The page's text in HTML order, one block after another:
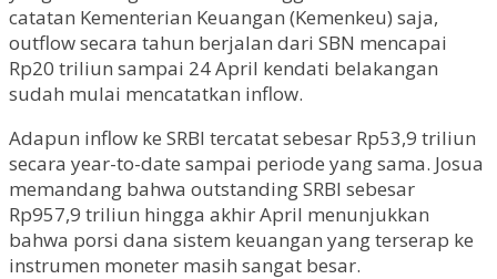
catatan Kementerian Keuangan (Kemenkeu) saja,
outflow secara tahun berjalan dari SBN mencapai
Rp20 triliun sampai 24 April kendati belakangan
sudah mulai mencatatkan inflow.
Adapun inflow ke SRBI tercatat sebesar Rp53,9 triliun
secara year-to-date sampai periode yang sama. Josua
memandang bahwa outstanding SRBI sebesar
Rp957,9 triliun hingga akhir April menunjukkan
bahwa porsi dana sistem keuangan yang terserap ke
instrumen moneter masih sangat besar.